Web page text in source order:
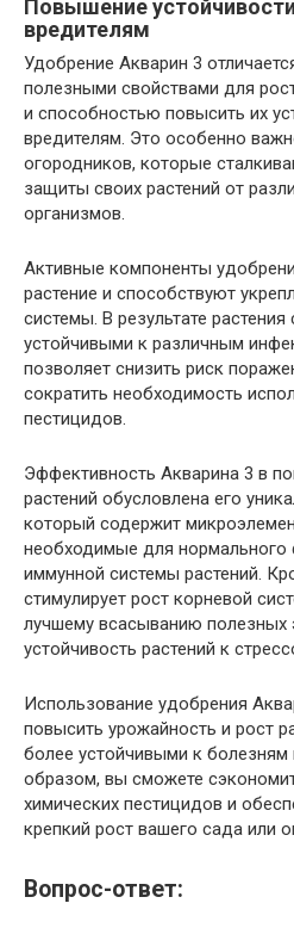
Повышение
вредителям
Удобрение Акварин 3
полезными свойствами для
и способностью повысить их
вредителям. Это особенно
огородников, которые
защиты своих растений от
организмов.
Активные компоненты
растение и способствуют
системы. В результате растения
устойчивыми к различным
позволяет снизить риск
сократить необходимость
пестицидов.
Эффективность Акварина 3 в
растений обусловлена его
который содержит
необходимые для нормального
иммунной системы растений.
стимулирует рост корневой
лучшему всасыванию полезных
устойчивость растений к
Использование удобрения
повысить урожайность и рост
более устойчивыми к болезням
образом, вы сможете
химических пестицидов и
крепкий рост вашего сада или
Вопрос-ответ: